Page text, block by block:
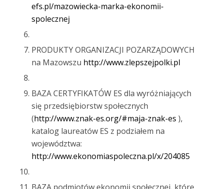
efs.pl/mazowiecka-marka-ekonomii-
spolecznej
PRODUKTY ORGANIZACJI POZARZĄDOWYCH
na Mazowszu http://www.zlepszejpolki.pl
BAZA CERTYFIKATÓW ES dla wyróżniających
się przedsiębiorstw społecznych
(http://www.znak-es.org/#maja-znak-es ),
katalog laureatów ES z podziałem na
województwa:
http://www.ekonomiaspoleczna.pl/x/204085